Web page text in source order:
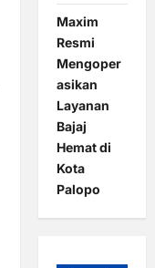
Maxim
Resmi
Mengoper
asikan
Layanan
Bajaj
Hemat di
Kota
Palopo